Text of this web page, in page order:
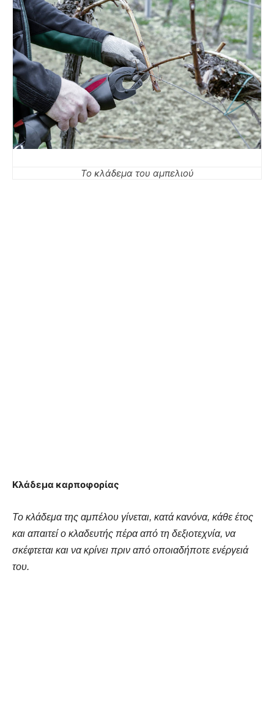
Το κλάδεμα του αμπελιού
Κλάδεμα καρποφορίας
Το κλάδεματης αμπέλου γίνεται, κατά κανόνα, κάθε έτος
και απαιτεί ο κλαδευτής πέρα από τη δεξιοτεχνία, να
σκέφτεται και να κρίνει πριν από οποιαδήποτε ενέργειά
του.